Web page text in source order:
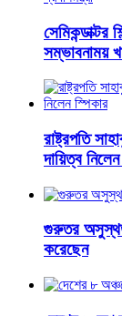
সেমিকন্ডাক্টর
সম্ভাবনাময়
রাষ্ট্রপতি
দায়িত্ব
গুরুতর
করেছেন